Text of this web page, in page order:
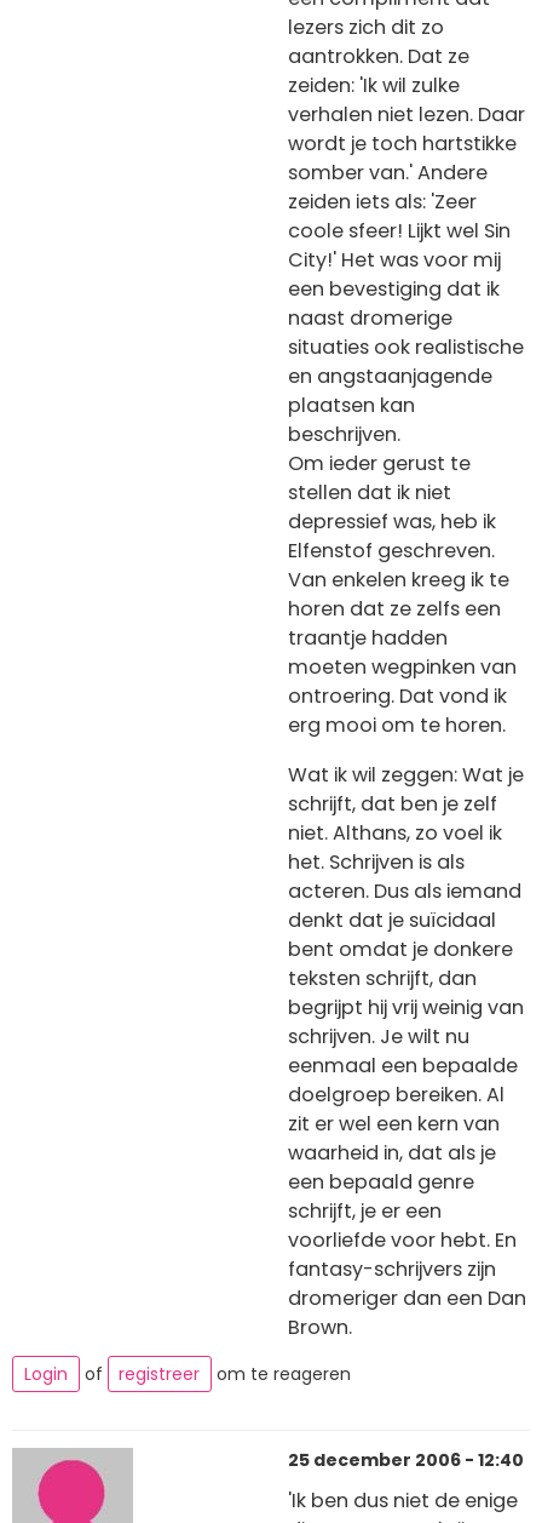
lezers zich dit zo
aantrokken. Dat ze
zeiden: 'Ik wil zulke
verhalen niet lezen. Daar
wordt je toch hartstikke
somber van.' Andere
zeiden iets als: 'Zeer
coole sfeer! Lijkt wel Sin
City!' Het was voor mij
een bevestiging dat ik
naast dromerige
situaties ook realistische
en angstaanjagende
plaatsen kan
beschrijven.
Om ieder gerust te
stellen dat ik niet
depressief was, heb ik
Elfenstof geschreven.
Van enkelen kreeg ik te
horen dat ze zelfs een
traantje hadden
moeten wegpinken van
ontroering. Dat vond ik
erg mooi om te horen.
Wat ik wil zeggen: Wat je
schrijft, dat ben je zelf
niet. Althans, zo voel ik
het. Schrijven is als
acteren. Dus als iemand
denkt dat je suïcidaal
bent omdat je donkere
teksten schrijft, dan
begrijpt hij vrij weinig van
schrijven. Je wilt nu
eenmaal een bepaalde
doelgroep bereiken. Al
zit er wel een kern van
waarheid in, dat als je
een bepaald genre
schrijft, je er een
voorliefde voor hebt. En
fantasy-schrijvers zijn
dromeriger dan een Dan
Brown.
Login of registreer om te reageren
25 december 2006 - 12:40
'Ik ben dus niet de enige